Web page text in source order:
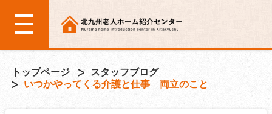
トップページ
スタッフブログ
いつかやってくる介護と仕事 両立のこと